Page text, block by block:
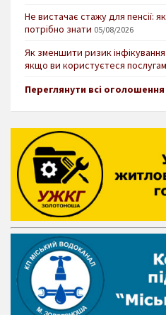
Не вистачає стажу для пенсії:
потрібно знати 05/08/2026
Як зменшити ризик інфікування
якщо ви користуєтеся
Переглянути всі оголошення